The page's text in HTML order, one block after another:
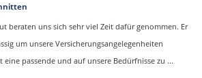
beraten uns sich sehr viel Zeit dafür genommen. Er
um unsere Versicherungsangelegenheiten
eine passende und auf unsere Bedürfnisse zu ...